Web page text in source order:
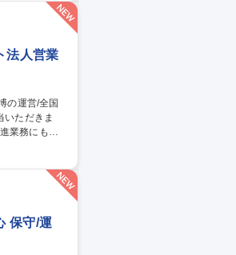
法人営業
業務にも携
保守/運